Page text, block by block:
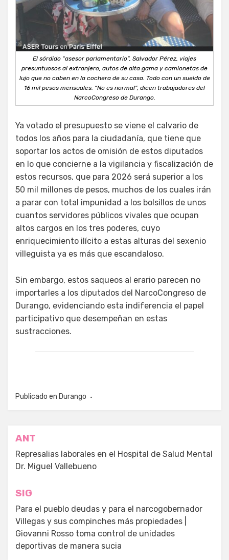
El sórdido “asesor parlamentario”, Salvador Pérez, viajes
presuntuosos al extranjero, autos de alta gama y camionetas de
lujo que no caben en la cochera de su casa. Todo con un sueldo de
16 mil pesos mensuales. “No es normal”, dicen trabajadores del
NarcoCongreso de Durango.
Ya votado el presupuesto se viene el calvario de
todos los años para la ciudadanía, que tiene que
soportar los actos de omisión de estos diputados
en lo que concierne a la vigilancia y fiscalización de
estos recursos, que para 2026 será superior a los
50 mil millones de pesos, muchos de los cuales irán
a parar con total impunidad a los bolsillos de unos
cuantos servidores públicos vivales que ocupan
altos cargos en los tres poderes, cuyo
enriquecimiento ilícito a estas alturas del sexenio
villeguista ya es más que escandaloso.
Sin embargo, estos saqueos al erario parecen no
importarles a los diputados del NarcoCongreso de
Durango, evidenciando esta indiferencia el papel
participativo que desempeñan en estas
sustracciones.
Publicado en Durango
Navegación
de
entradas
ANT
Represalias laborales en el Hospital de Salud Mental
Dr. Miguel Vallebueno
SIG
Para el pueblo deudas y para el narcogobernador
Villegas y sus compinches más propiedades |
Giovanni Rosso toma control de unidades
deportivas de manera sucia